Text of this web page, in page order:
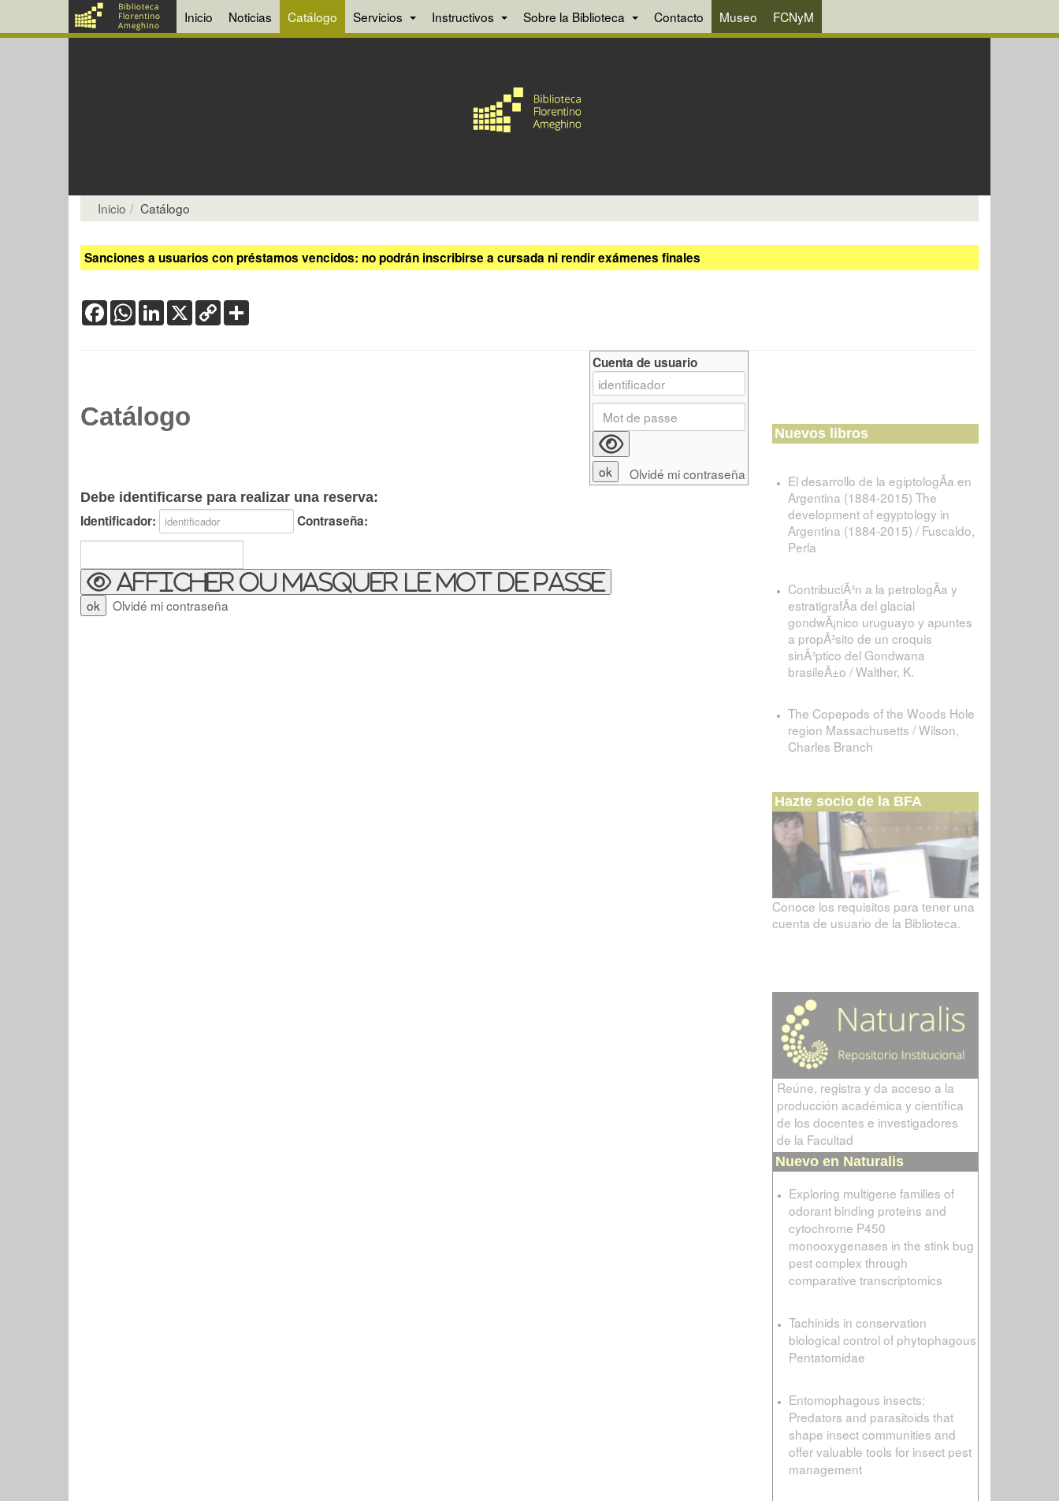
Inicio Noticias Catálogo Servicios Instructivos Sobre la Biblioteca Contacto Museo FCNyM
Inicio Catálogo
Sanciones a usuarios con préstamos vencidos: no podrán inscribirse a cursada ni rendir exámenes finales
FacebookWhatsApp
LinkedIn
X Copy
Link
Catálogo
Debe identificarse para realizar una reserva:
Identificador: Contraseña:
Afficher ou masquer le mot de passe
Olvidé mi contraseña
Cuenta de usuario
Olvidé mi contraseña
Nuevos libros
El desarrollo de la egiptologÃ­a en
Argentina (1884-2015) The
development of egyptology in
Argentina (1884-2015) / Fuscaldo,
Perla
ContribuciÃ³n a la petrologÃ­a y
estratigrafÃ­a del glacial
gondwÃ¡nico uruguayo y apuntes
a propÃ³sito de un croquis
sinÃ³ptico del Gondwana
brasileÃ±o / Walther, K.
The Copepods of the Woods Hole
region Massachusetts / Wilson,
Charles Branch
Hazte socio de la BFA
Conoce los requisitos para tener una
cuenta de usuario de la Biblioteca.
Reúne, registra y da acceso a la
producción académica y científica
de los docentes e investigadores
de la Facultad
Nuevo en Naturalis
Exploring multigene families of
odorant binding proteins and
cytochrome P450
monooxygenases in the stink bug
pest complex through
comparative transcriptomics
Tachinids in conservation
biological control of phytophagous
Pentatomidae
Entomophagous insects:
Predators and parasitoids that
shape insect communities and
offer valuable tools for insect pest
management